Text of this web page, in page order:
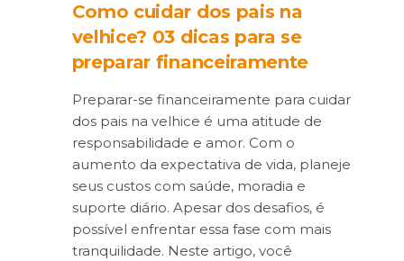
Como cuidar dos pais na
velhice? 03 dicas para se
preparar financeiramente
Preparar-se financeiramente para cuidar
dos pais na velhice é uma atitude de
responsabilidade e amor. Com o
aumento da expectativa de vida, planeje
seus custos com saúde, moradia e
suporte diário. Apesar dos desafios, é
possível enfrentar essa fase com mais
tranquilidade. Neste artigo, você